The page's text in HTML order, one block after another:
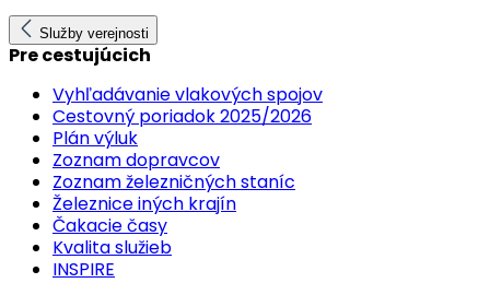
Služby verejnosti
Pre cestujúcich
Vyhľadávanie vlakových spojov
Cestovný poriadok 2025/2026
Plán výluk
Zoznam dopravcov
Zoznam železničných staníc
Železnice iných krajín
Čakacie časy
Kvalita služieb
INSPIRE